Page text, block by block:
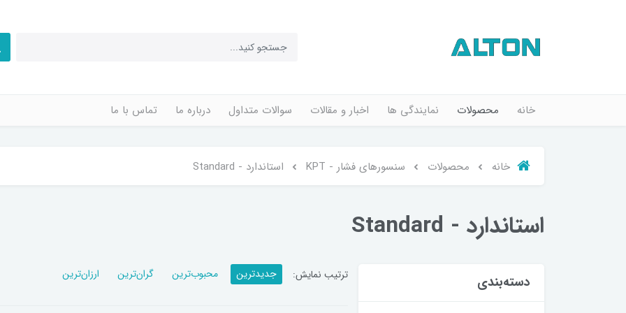
خانه محصولات نمایندگی ها اخبار و مقالات سوالات متداول درباره ما تماس با ما
خانه محصولات سنسورهای فشار - KPT استاندارد - Standard
استاندارد - Standard
دسته‌بندی ترتیب نمایش: جدیدترین محبوب‌ترین گران‌ترین ارزان‌ترین